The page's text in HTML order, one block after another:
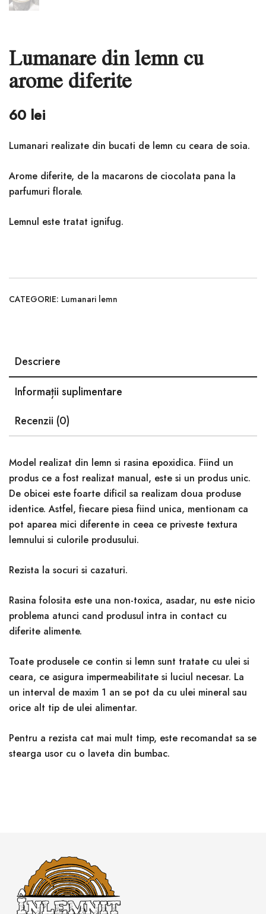
Lumanare din lemn cu
arome diferite
60 lei
Lumanari realizate din bucati de lemn cu ceara de soia.
Arome diferite, de la macarons de ciocolata pana la
parfumuri florale.
Lemnul este tratat ignifug.
CATEGORIE: Lumanari lemn
Descriere
Informații suplimentare
Recenzii (0)
Model realizat din lemn si rasina epoxidica. Fiind un
produs ce a fost realizat manual, este si un produs unic.
De obicei este foarte dificil sa realizam doua produse
identice. Astfel, fiecare piesa fiind unica, mentionam ca
pot aparea mici diferente in ceea ce priveste textura
lemnului si culorile produsului.
Rezista la socuri si cazaturi.
Rasina folosita este una non-toxica, asadar, nu este nicio
problema atunci cand produsul intra in contact cu
diferite alimente.
Toate produsele ce contin si lemn sunt tratate cu ulei si
ceara, ce asigura impermeabilitate si luciul necesar. La
un interval de maxim 1 an se pot da cu ulei mineral sau
orice alt tip de ulei alimentar.
Pentru a rezista cat mai mult timp, este recomandat sa se
stearga usor cu o laveta din bumbac.